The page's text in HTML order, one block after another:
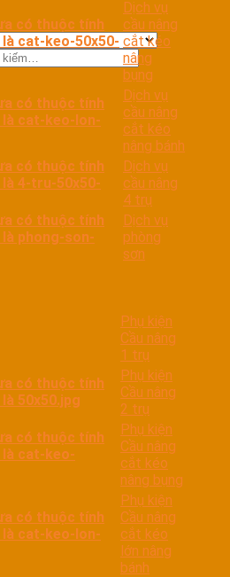
Dịch vụ
cầu nâng
cắt kéo
nâng
bụng
Dịch vụ
cầu nâng
cắt kéo
nâng bánh
Dịch vụ
cầu nâng
4 trụ
Dịch vụ
phòng
sơn
Phụ kiện
Cầu nâng
1 trụ
Phụ kiện
Cầu nâng
2 trụ
Phụ kiện
Cầu nâng
cắt kéo
nâng bụng
Phụ kiện
Cầu nâng
cắt kéo
lớn nâng
bánh